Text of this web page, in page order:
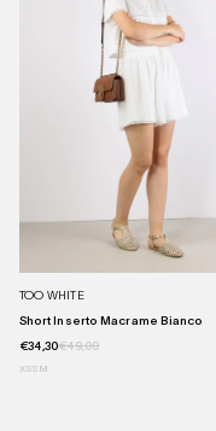
TOO WHITE
Short Inserto Macrame Bianco
€34,30€49,00
XSS M